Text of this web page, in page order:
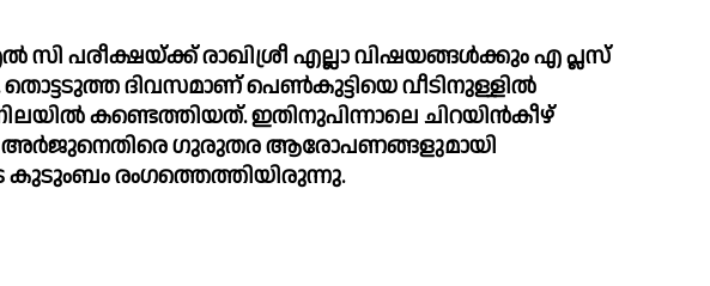
പരീക്ഷയ്ക്ക് രാഖിശ്രീ എല്ലാ വിഷയങ്ങള്‍ക്കും എ പ്ലസ്
തൊട്ടടുത്ത ദിവസമാണ് പെണ്‍കുട്ടിയെ വീടിനുള്ളില്‍
കണ്ടെത്തിയത്. ഇതിനുപിന്നാലെ ചിറയിൻകീഴ്
അര്‍ജുനെതിരെ ഗുരുതര ആരോപണങ്ങളുമായി
കുടുംബം രംഗത്തെത്തിയിരുന്നു.